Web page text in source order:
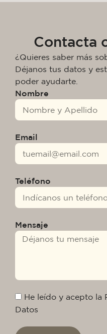
Contacta
¿Quieres saber más
Déjanos tus datos y
poder ayudarte.
Nombre
Email
Teléfono
Mensaje
He leído y acepto la
Datos